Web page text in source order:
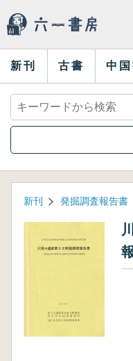
新刊 古書 中国
新刊 発掘調査報告書